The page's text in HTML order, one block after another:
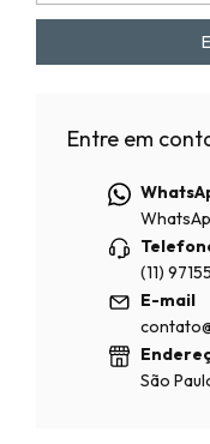
Entre em
(11)
E-mail
São